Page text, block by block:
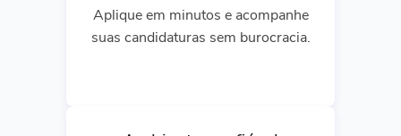
Aplique em minutos e acompanhe
suas candidaturas sem burocracia.